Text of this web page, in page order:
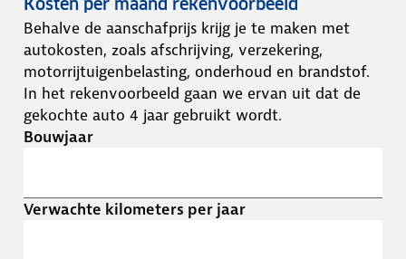
Behalve de aanschafprijs krijg je te maken met
autokosten, zoals afschrijving, verzekering,
motorrijtuigenbelasting, onderhoud en brandstof.
In het rekenvoorbeeld gaan we ervan uit dat de
gekochte auto 4 jaar gebruikt wordt.
Bouwjaar
Verwachte kilometers per jaar